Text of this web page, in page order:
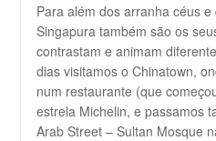
Para além dos arranha céus
Singapura também são os
contrastam e animam
dias visitamos o Chinatown,
num restaurante (que
estrela Michelin, e passamos
Arab Street – Sultan Mosque